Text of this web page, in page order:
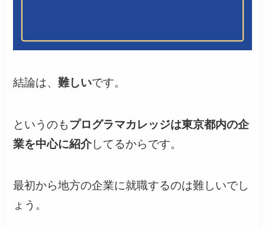
結論は、難しいです。
というのもプログラマカレッジは東京都内の企
業を中心に紹介してるからです。
最初から地方の企業に就職するのは難しいでし
ょう。